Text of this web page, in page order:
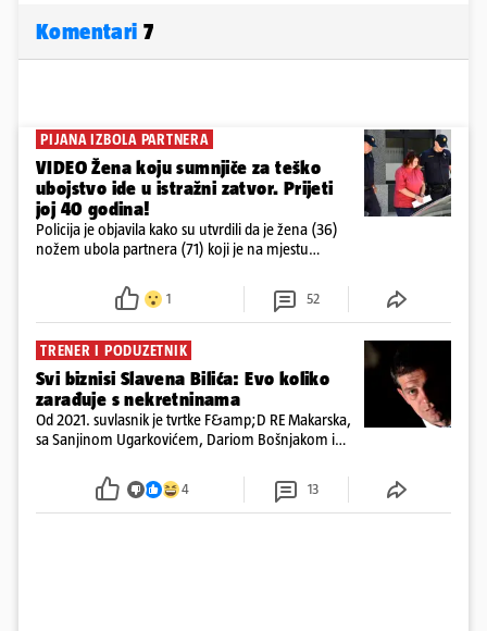
Komentari 7
PIJANA IZBOLA PARTNERA
VIDEO Žena koju sumnjiče za teško
ubojstvo ide u istražni zatvor. Prijeti
joj 40 godina!
Policija je objavila kako su utvrdili da je žena (36)
nožem ubola partnera (71) koji je na mjestu
ispitali i poslali u istražni zatvor
1 52
TRENER I PODUZETNIK
Svi biznisi Slavena Bilića: Evo koliko
zarađuje s nekretninama
Od 2021. suvlasnik je tvrtke F&amp;D RE Makarska,
sa Sanjinom Ugarkovićem, Dariom Bošnjakom i
poslovanje nekretninama, a od osnutka nema
zaposlenih
4 13